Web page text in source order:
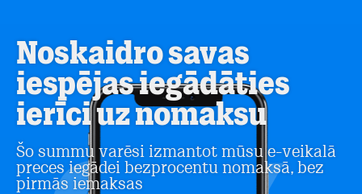
Noskaidro savas
iespējas iegādāties
ierīci uz nomaksu
Šo summu varēsi izmantot mūsu e-veikalā
preces iegādei bezprocentu nomaksā, bez
pirmās iemaksas